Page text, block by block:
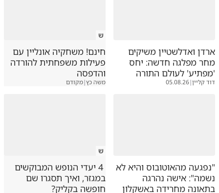
ארדן ואדלשטיין משיקים
מחר מפלגה חדשה: יחס
'מפתיע' לעולם התורה
דוד קליין|
05.08.26
ש
חינם! משחקיה אונליין עם
פעילות משפחתית להורדה
והדפסה
משה כץ|מקודם
"נפגעה מהאוטובוס והיא לא
נשמה": אישה נהרגה
בתאונה מחרידה באשקלון
ש
4 יעדי הנופש המבוקשים
במגזר, ואיך תסגרו שם
חופשה בקליק?